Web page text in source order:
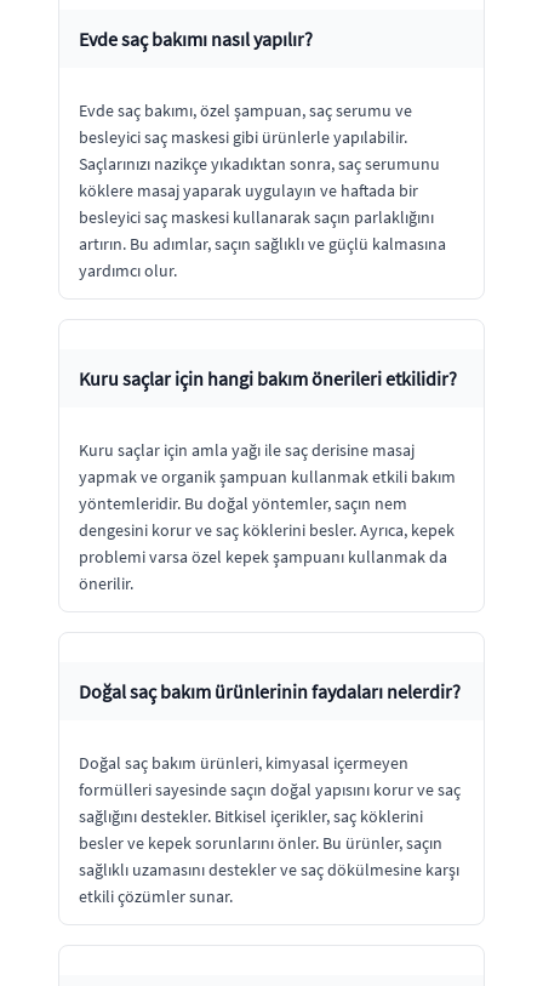
Evde saç bakımı nasıl yapılır?
Evde saç bakımı, özel şampuan, saç serumu ve
besleyici saç maskesi gibi ürünlerle yapılabilir.
Saçlarınızı nazikçe yıkadıktan sonra, saç serumunu
köklere masaj yaparak uygulayın ve haftada bir
besleyici saç maskesi kullanarak saçın parlaklığını
artırın. Bu adımlar, saçın sağlıklı ve güçlü kalmasına
yardımcı olur.
Kuru saçlar için hangi bakım önerileri etkilidir?
Kuru saçlar için amla yağı ile saç derisine masaj
yapmak ve organik şampuan kullanmak etkili bakım
yöntemleridir. Bu doğal yöntemler, saçın nem
dengesini korur ve saç köklerini besler. Ayrıca, kepek
problemi varsa özel kepek şampuanı kullanmak da
önerilir.
Doğal saç bakım ürünlerinin faydaları nelerdir?
Doğal saç bakım ürünleri, kimyasal içermeyen
formülleri sayesinde saçın doğal yapısını korur ve saç
sağlığını destekler. Bitkisel içerikler, saç köklerini
besler ve kepek sorunlarını önler. Bu ürünler, saçın
sağlıklı uzamasını destekler ve saç dökülmesine karşı
etkili çözümler sunar.